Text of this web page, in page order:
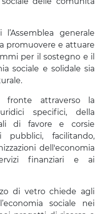
generale
promuovere e attuare
per il sostegno e il
sociale e solidale sia
fronte attraverso la
specifici, della
di favore e corsie
pubblici, facilitando,
dell'economia
finanziari e ai
di vetro chiede agli
sociale nei